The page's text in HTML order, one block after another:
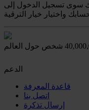
سوى تسجيل الدخول إلى
الدعم
قاعدة المعرفة
اتصل بنا
إرسال تذكرة